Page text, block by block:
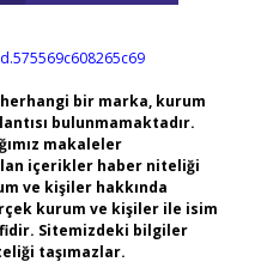
bir marka, kurum
bulunmamaktadır.
makaleler
içerikler haber niteliği
ve kişiler hakkında
kurum ve kişiler ile isim
Sitemizdeki bilgiler
taşımazlar.